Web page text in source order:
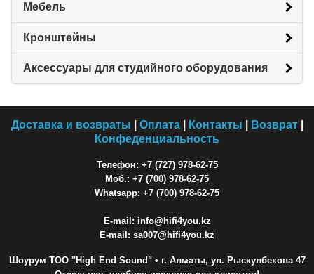
Мебель
Кронштейны
Аксессуары для студийного оборудования
Доставка и возвраты Оплата| Контакты Возврат|
Конфеденциальность
Телефон: +7 (727) 978-62-75
Моб.: +7 (700) 978-62-75
Whatsapp: +7 (700) 978-62-75
E-mail: info@hifi4you.kz
E-mail: sa007@hifi4you.kz
Шоурум ТОО "High End Sound"• г. Алматы, ул. Рыскулбекова 47